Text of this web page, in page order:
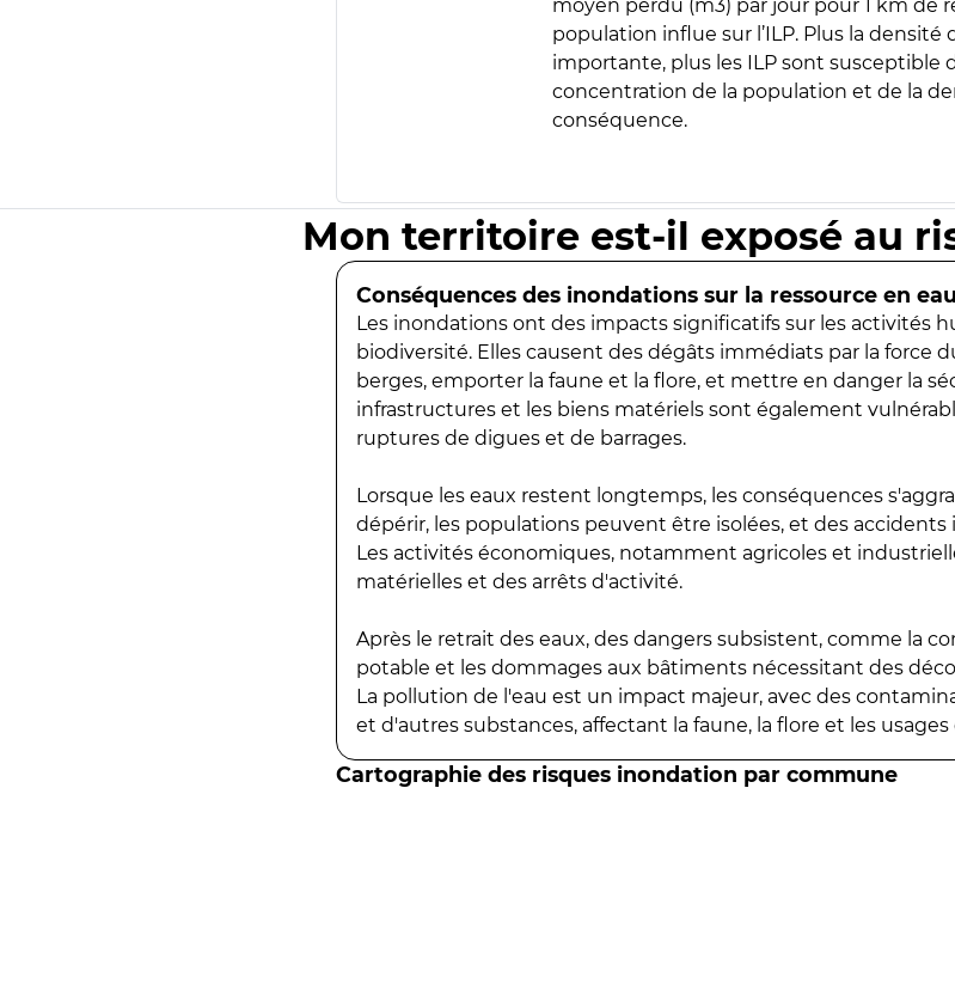
moyen perdu (m3) par jour pour 1 km de
population influe sur l’ILP. Plus la
importante, plus les ILP sont susceptible
concentration de la population et de la
conséquence.
Mon territoire est-il exposé au
Conséquences des inondations sur la ressource en eau
Les inondations ont des impacts significatifs sur les activités
biodiversité. Elles causent des dégâts immédiats par la force
berges, emporter la faune et la flore, et mettre en danger la
infrastructures et les biens matériels sont également
ruptures de digues et de barrages.
Lorsque les eaux restent longtemps, les conséquences
dépérir, les populations peuvent être isolées, et des
Les activités économiques, notamment agricoles et
matérielles et des arrêts d'activité.
Après le retrait des eaux, des dangers subsistent, comme la
potable et les dommages aux bâtiments nécessitant des
La pollution de l'eau est un impact majeur, avec des
et d'autres substances, affectant la faune, la flore et les usages
Cartographie des risques inondation par commune